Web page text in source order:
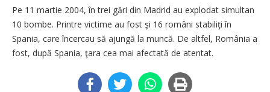
Pe 11 martie 2004, în trei gări din Madrid au explodat simultan
10 bombe. Printre victime au fost şi 16 români stabiliţi în
Spania, care încercau să ajungă la muncă. De altfel, România a
fost, după Spania, ţara cea mai afectată de atentat.